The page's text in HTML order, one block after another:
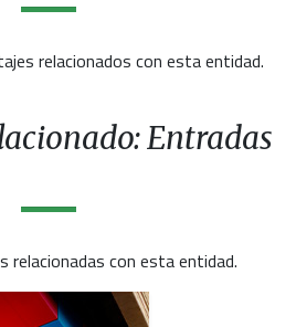
relacionados con esta entidad.
Entradas
relacionadas con esta entidad.